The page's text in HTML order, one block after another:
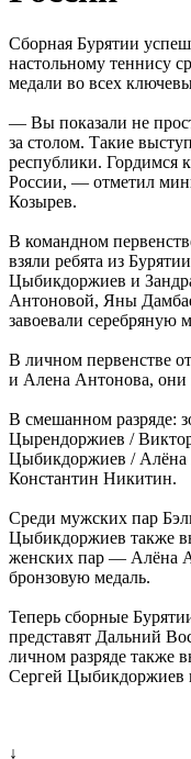
Сборная Бурятии
настольному теннису
медали во всех
— Вы показали не
за столом. Такие
республики. Гордимся
России, — отметил
Козырев.
В командном
взяли ребята из
Цыбикдоржиев и
Антоновой, Яны
завоевали серебряную
В личном первенстве
и Алена Антонова, они
В смешанном разряде:
Цырендоржиев /
Цыбикдоржиев / Алёна
Константин Никитин.
Среди мужских пар
Цыбикдоржиев также
женских пар — Алёна
бронзовую медаль.
Теперь сборные
представят Дальний
личном разряде также
Сергей Цыбикдоржиев
↓